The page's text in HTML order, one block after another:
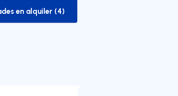
to-rent-listing
en alquiler (4)